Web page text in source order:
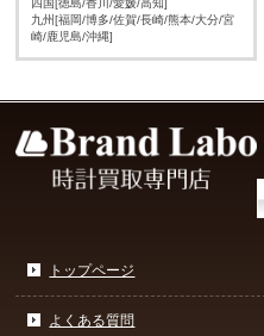
四国[徳島/香川/愛媛/高知]
九州[福岡/博多/佐賀/長崎/熊本/大分/宮
崎/鹿児島/沖縄]
トップページ
よくある質問